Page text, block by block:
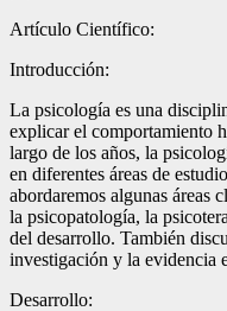
Artículo Científico:
Introducción:
La psicología es una
explicar el comportamiento
largo de los años, la
en diferentes áreas de
abordaremos algunas áreas
la psicopatología, la
del desarrollo. También
investigación y la evidencia
Desarrollo: